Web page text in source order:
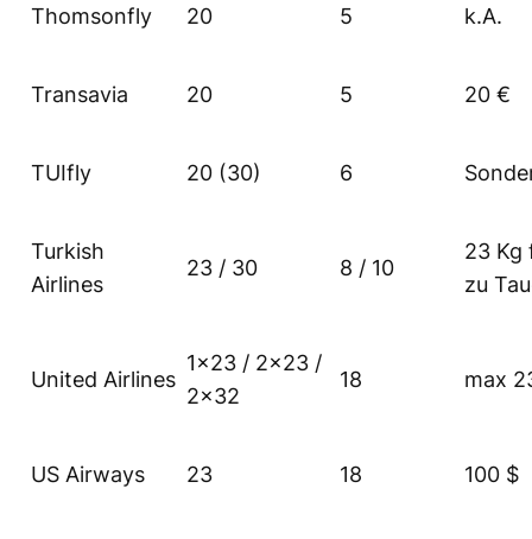
Thomsonfly 20 5 k.A.
Transavia 20 5 20 €
TUIfly 20 (30) 6
Turkish
Airlines
23 / 30 8 / 10
23 Kg
zu
United Airlines
1×23 / 2×23 /
2×32
18 max
US Airways 23 18 100 $